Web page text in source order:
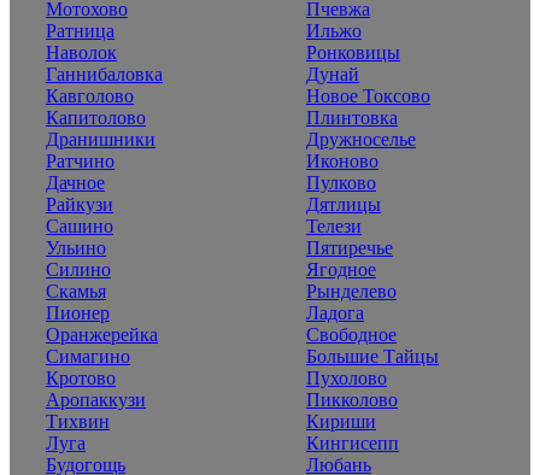
Мотохово
Пчевжа
Ратница
Ильжо
Наволок
Ронковицы
Ганнибаловка
Дунай
Кавголово
Новое Токсово
Капитолово
Плинтовка
Дранишники
Дружноселье
Ратчино
Иконово
Дачное
Пулково
Райкузи
Дятлицы
Сашино
Телези
Ульино
Пятиречье
Силино
Ягодное
Скамья
Рынделево
Пионер
Ладога
Оранжерейка
Свободное
Симагино
Большие Тайцы
Кротово
Пухолово
Аропаккузи
Пикколово
Тихвин
Кириши
Луга
Кингисепп
Будогощь
Любань